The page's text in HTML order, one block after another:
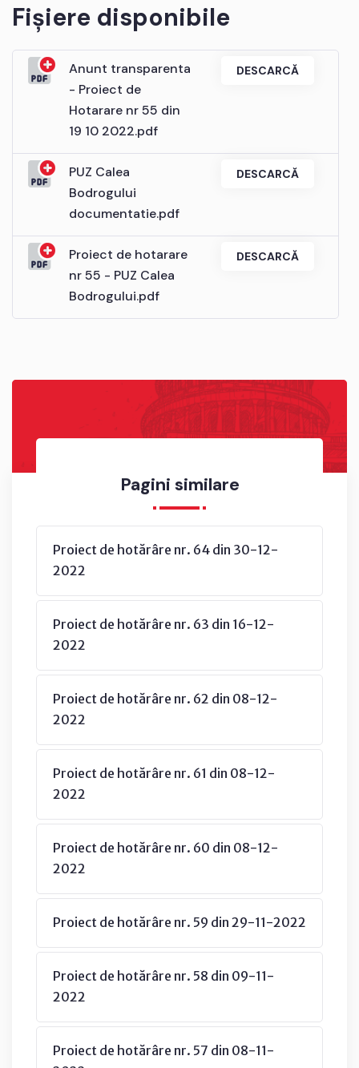
Pagini similare
Proiect de hotărâre nr. 64 din 30-12-
2022
Proiect de hotărâre nr. 63 din 16-12-
2022
Proiect de hotărâre nr. 62 din 08-12-
2022
Proiect de hotărâre nr. 61 din 08-12-
2022
Proiect de hotărâre nr. 60 din 08-12-
2022
Proiect de hotărâre nr. 59 din 29-11-2022
Proiect de hotărâre nr. 58 din 09-11-
2022
Proiect de hotărâre nr. 57 din 08-11-
Fișiere disponibile
Anunt transparenta
- Proiect de
Hotarare nr 55 din
19 10 2022.pdf
DESCARCĂ
PUZ Calea
Bodrogului
documentatie.pdf
DESCARCĂ
Proiect de hotarare
nr 55 - PUZ Calea
Bodrogului.pdf
DESCARCĂ